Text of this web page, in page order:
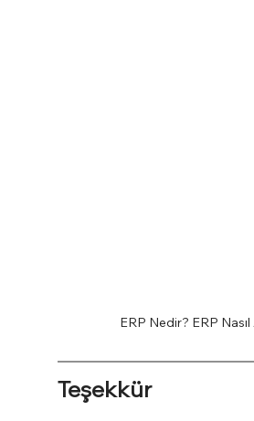
ERP Nedir? ERP Nasıl
Teşekkür